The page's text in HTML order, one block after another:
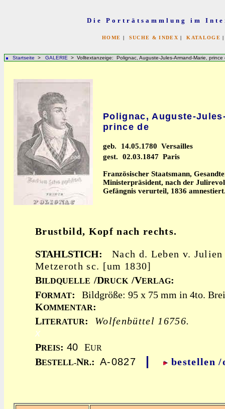
Die Porträtsammlung im
HOME | SUCHE & INDEX |KATALOGE
Startseite > GALERIE > Volltextanzeige: Polignac, Auguste-Jules-Armand-Marie, prince
Polignac, Auguste-
prince de
geb.
14.05.1780 Versailles
gest.
02.03.1847 Paris
Französischer Staatsmann,
Ministerpräsident, nach der
Gefängnis verurteil, 1836
Brustbild, Kopf nach rechts.
STAHLSTICH:
Nach d. Leben v.
Metzeroth sc. [um 1830]
BILDQUELLE /DRUCK /VERLAG:
FORMAT:
Bildgröße: 95 x 75 mm in 4to.
KOMMENTAR:
LITERATUR:
Wolfenbüttel 16756.
x
PREIS: 40 EUR
BESTELL-NR.: A-0827 | bestellen